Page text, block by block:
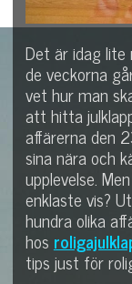
Det är idag
de veckorna
vet hur man
att hitta
affärerna den
sina nära och
upplevelse.
enklaste vis?
hundra olika
hos
tips just för